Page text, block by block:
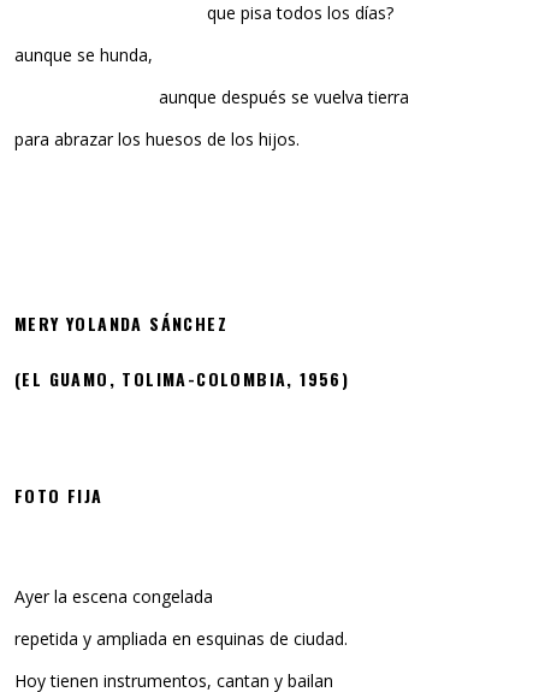
que pisa todos los días?
aunque se hunda,
aunque después se vuelva tierra
para abrazar los huesos de los hijos.
MERY YOLANDA SÁNCHEZ
(EL GUAMO, TOLIMA-COLOMBIA, 1956)
FOTO FIJA
Ayer la escena congelada
repetida y ampliada en esquinas de ciudad.
Hoy tienen instrumentos, cantan y bailan